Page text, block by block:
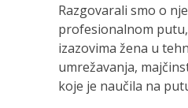
Razgovarali smo o
profesionalnom
izazovima žena u
umrežavanja,
koje je naučila na